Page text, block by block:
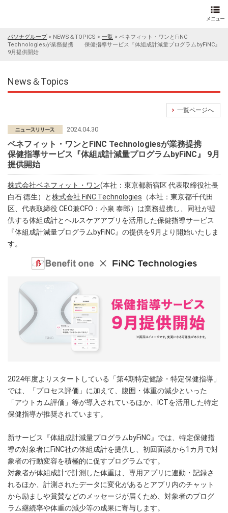
パソナグループ> NEWS＆TOPICS > 一覧 > ベネフィット・ワンとFiNC
Technologiesが業務提携 保健指導サービス『体組成計減量プログラムbyFiNC』
9月提供開始
News＆Topics
一覧ページへ
2024.04.30
ベネフィット・ワンとFiNC Technologiesが業務提携
保健指導サービス『体組成計減量プログラムbyFiNC』 9月
提供開始
株式会社ベネフィット・ワン(本社：東京都新宿区 代表取締役社長
白石 徳生）と株式会社 FiNC Technologies （本社：東京都千代田
区、代表取締役 CEO兼CFO：小泉 泰郎）は業務提携し、同社が提
供する体組成計とヘルスケアアプリを活用した保健指導サービス
『体組成計減量プログラムbyFiNC』の提供を9月より開始いたしま
す。
2024年度よりスタートしている「第4期特定健診・特定保健指導」
では、「プロセス評価」に加えて、腹囲・体重の減少といった
「アウトカム評価」等が導入されているほか、ICTを活用した特定
保健指導が推奨されています。
新サービス『体組成計減量プログラムbyFiNC』では、特定保健指
導の対象者にFiNC社の体組成計を提供し、初回面談から1カ月で対
象者の行動変容を積極的に促すプログラムです。
対象者が体組成計で計測した体重は、専用アプリに連動・記録さ
れるほか、計測されたデータに変化があるとアプリ内のチャット
から励ましや賞賛などのメッセージが届くため、対象者のプログ
ラム継続率や体重の減少等の成果に寄与します。